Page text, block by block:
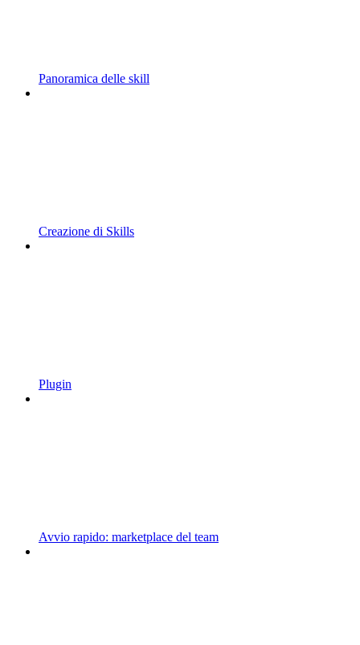
Panoramica delle skill
Creazione di Skills
Plugin
Avvio rapido: marketplace del team